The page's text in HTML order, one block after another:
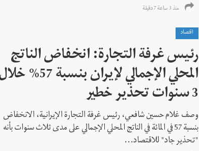
منذ 3 ساعة 7 دقیقة
اقتصاد
رئيس غرفة التجارة: انخفاض الناتج
المحلي الإجمالي لإيران بنسبة 57% خلال
3 سنوات تحذير خطير
وصف غلام حسين شافعي، رئيس غرفة التجارة الإيرانية، الانخفاض
بنسبة 57 في المائة في الناتج المحلي الإجمالي على مدى ثلاث سنوات بأنه
"تحذير جاد" للاقتصاد...